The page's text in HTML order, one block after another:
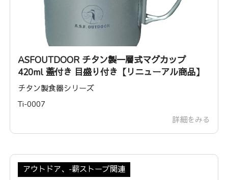
ASFOUTDOOR チタン製一層式マグカップ
420ml 蓋付き 目盛り付き【リニューアル商品】
チタン製食器シリーズ
Ti-0007
詳細をみる
アウトドア、-薪ストーブ関連